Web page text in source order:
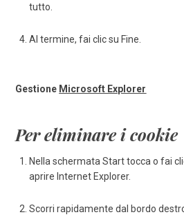
tutto.
Al termine, fai clic su Fine.
Gestione Microsoft Explorer
Per eliminare i cookie
Nella schermata Start tocca o fai
aprire Internet Explorer.
Scorri rapidamente dal bordo